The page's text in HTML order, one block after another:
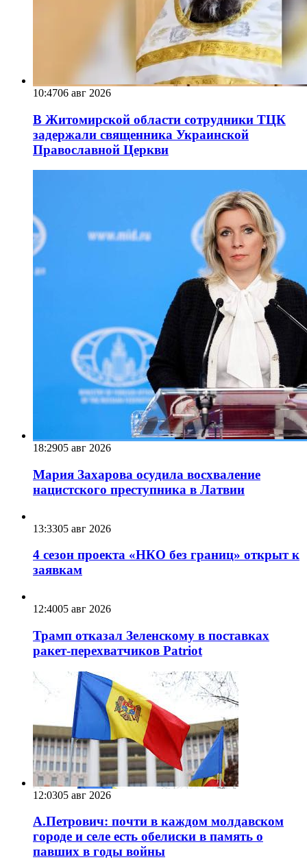
10:4706 авг 2026
В Житомирской области сотрудники ТЦК
задержали священника Украинской
Православной Церкви
18:2905 авг 2026
Мария Захарова осудила восхваление
нацистского преступника в Латвии
13:3305 авг 2026
4 сезон проекта «НКО без границ» открыт к
заявкам
12:4005 авг 2026
Трамп отказал Зеленскому в поставках
ракет-перехватчиков Patriot
12:0305 авг 2026
А.Петрович: почти в каждом молдавском
городе и селе есть обелиски в память о
павших в годы войны